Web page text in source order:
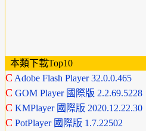
本類下載Top10
C Adobe Flash Player 32.0.0.465
C GOM Player 國際版 2.2.69.5228
C KMPlayer 國際版 2020.12.22.30
C PotPlayer 國際版 1.7.22502